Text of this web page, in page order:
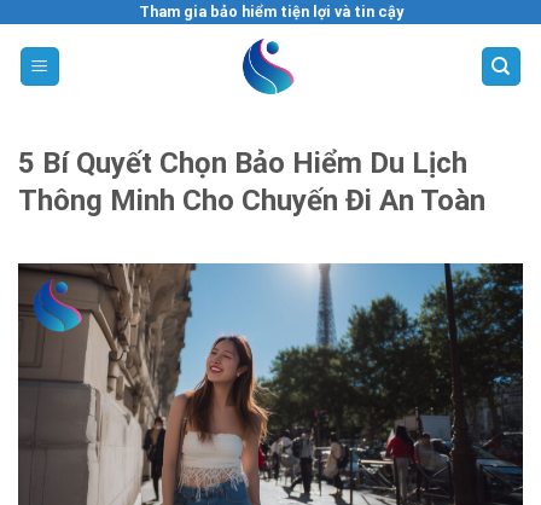
content
Tham gia bảo hiểm tiện lợi và tin cậy
5 Bí Quyết Chọn Bảo Hiểm Du Lịch
Thông Minh Cho Chuyến Đi An Toàn